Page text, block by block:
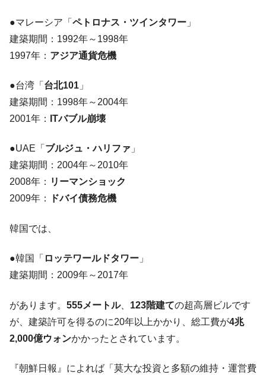
●マレーシア「 ペトロナス・ツインタワー 」
建築期間：1992年～1998年
1997年： アジア通貨危機
●台湾「 台北101 」
建築期間：1998年～2004年
2001年：
ITバブル崩壊
●UAE「 ブルジュ・ハリファ 」
建築期間：2004年～2010年
2008年： リーマンショック
2009年：
ドバイ債務危機
韓国では、
●韓国「 ロッテワールドタワー 」
建築期間：2009年～2017年
があります。 555メートル、 123階建ての超高層ビルです
が、建築許可を得るのに20年以上かかり、総工費が4兆
2,000億ウォンかかったとされています。
『朝鮮日報』によれば「莫大な投資と多額の維持・運営費